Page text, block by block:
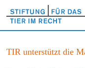
TIR unterstützt die